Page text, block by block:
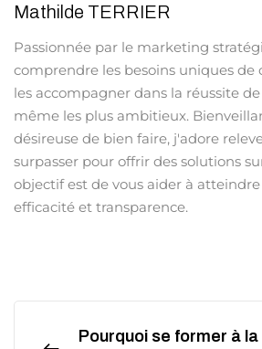
Mathilde TERRIER
Passionnée par le marketing
comprendre les besoins uniques
les accompagner dans la réussite
même les plus ambitieux.
désireuse de bien faire, j'adore
surpasser pour offrir des solutions
objectif est de vous aider à
efficacité et transparence.
Pourquoi se former à